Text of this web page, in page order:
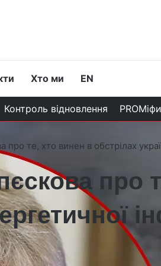
Хто ми EN
Контроль відновлення PROМіфи
те, хто винен в обстрілах
про